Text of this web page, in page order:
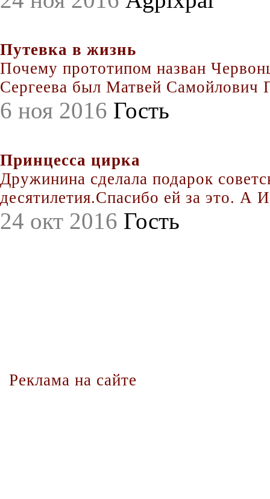
Путевка в жизнь
Почему прототипом назван
Сергеева был Матвей Самойлович
6 ноя 2016 Гость
Принцесса цирка
Дружинина сделала подарок
десятилетия.Спасибо ей за это. А
24 окт 2016 Гость
Реклама на сайте